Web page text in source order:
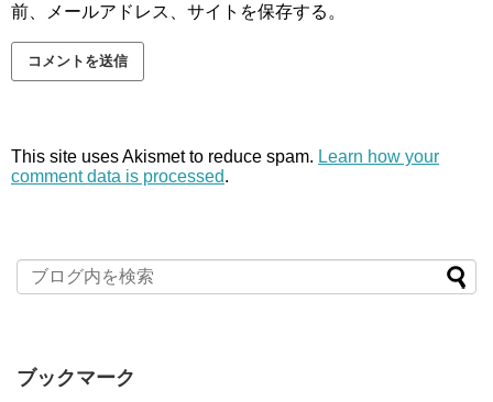
前、メールアドレス、サイトを保存する。
This site uses Akismet to reduce spam. Learn how your
comment data is processed.
ブックマーク